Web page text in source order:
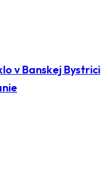
v Banskej Bystrici